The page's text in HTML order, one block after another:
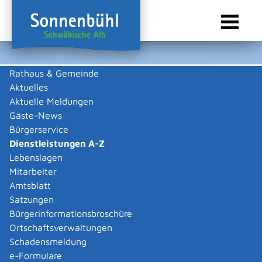
Rathaus & Gemeinde
Aktuelles
Aktuelle Meldungen
Gäste-News
Bürgerservice
Dienstleistungen A-Z
Lebenslagen
Mitarbeiter
Amtsblatt
Satzungen
Bürgerinformationsbroschüre
Ortschaftsverwaltungen
Schadensmeldung
e-Formulare
Sie sind hier:
Dienstleistungen A-Z
Dienstleistungen A-Z
Leistungen
Vielzahl von kommunalen und staatlichen
Verwaltungsvorgängen. Insbesondere erhalten Sie
Informationen zu den erforderlichen Unterlagen die zu
einer bestimmen Verwaltungsdienstleistung notwendig